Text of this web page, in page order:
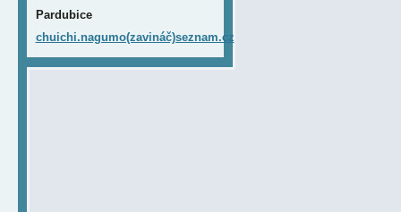
Pardubice
chuichi.nagumo(zavináč)seznam.cz